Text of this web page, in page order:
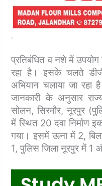
.
प्रतिबंधित व नशे में उपयोग
रहा है। इसके चलते
अभियान चलाया जा रहा
जानकारी के अनुसार
सोलन, सिरमौर, नूरपुर
में स्थित 20 दवा निर्माण
गया।इसमें ऊना में 2,
1, पुलिस जिला नूरपुर में 1